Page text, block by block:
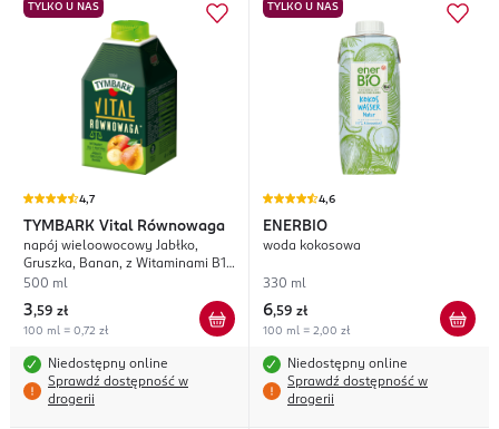
TYLKO U NAS
4,7
TYMBARK Vital Równowaga
napój wieloowocowy Jabłko,
Gruszka, Banan, z Witaminami B12
i Niacyną
500 ml
3,59 zł
100 ml = 0,72 zł
Niedostępny online
Sprawdź dostępność w
drogerii
TYLKO U NAS
4,6
ENERBIO
woda kokosowa
330 ml
6,59 zł
100 ml = 2,00 zł
Niedostępny online
Sprawdź dostępność w
drogerii